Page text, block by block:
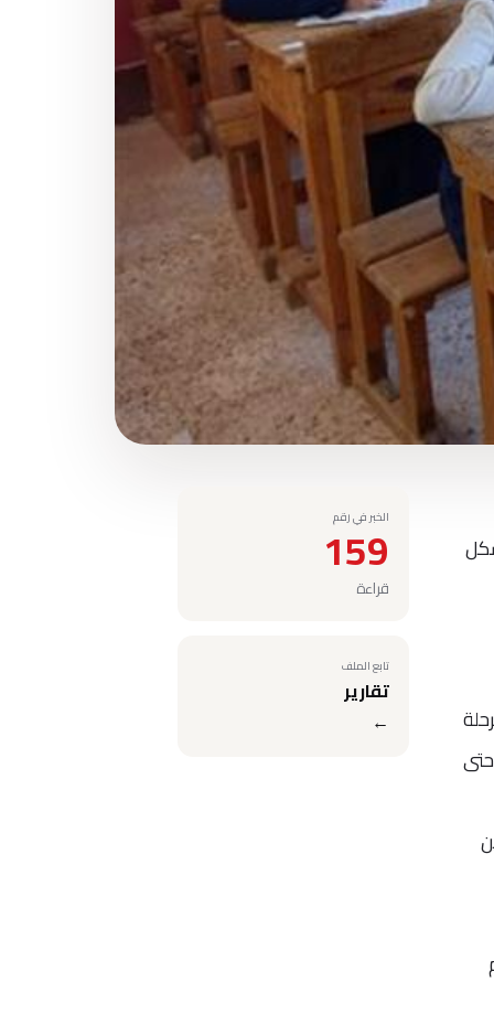
لكل مرحلة
الأحد 11 مايو حتى
الخبر في رقم
159
قراءة
تابع الملف
تقارير
←